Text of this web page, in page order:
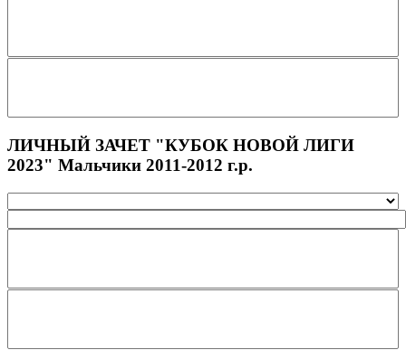
ЛИЧНЫЙ ЗАЧЕТ "КУБОК НОВОЙ ЛИГИ
2023" Мальчики 2011-2012 г.р.